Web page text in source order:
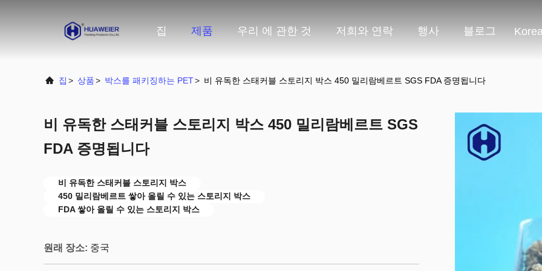
집 제품 우리 에 관한 것 저희와 연락 행사 블로그
집 > 상품> 박스를 패키징하는 PET> 비 유독한 스태커블 스토리지 박스 450 밀리람베르트 SGS FDA 증명됩니다
비 유독한 스태커블 스토리지 박스 450 밀리람베르트 SGS
FDA 증명됩니다
비 유독한 스태커블 스토리지 박스
450 밀리람베르트 쌓아 올릴 수 있는 스토리지 박스
FDA 쌓아 올릴 수 있는 스토리지 박스
원래 장소: 중국